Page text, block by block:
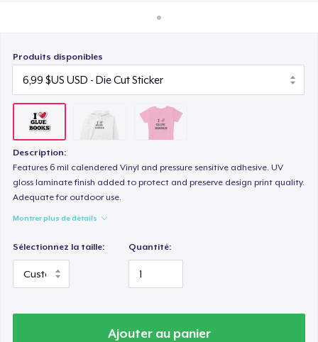
Produits disponibles
Description:
Features 6 mil calendered Vinyl and pressure sensitive adhesive. UV
gloss laminate finish added to protect and preserve design print quality.
Adequate for outdoor use.
Montrer plus de détails
Sélectionnez la taille: Quantité:
Ajouter au panier